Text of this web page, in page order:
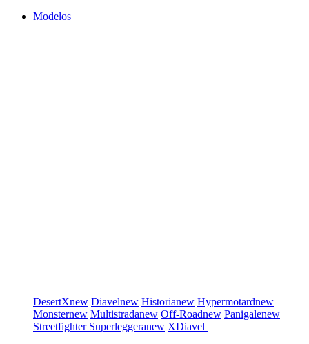
Modelos
DesertXnew Diavelnew Historianew Hypermotardnew
Monsternew Multistradanew Off-Roadnew Panigalenew
Streetfighter Superleggeranew XDiavel